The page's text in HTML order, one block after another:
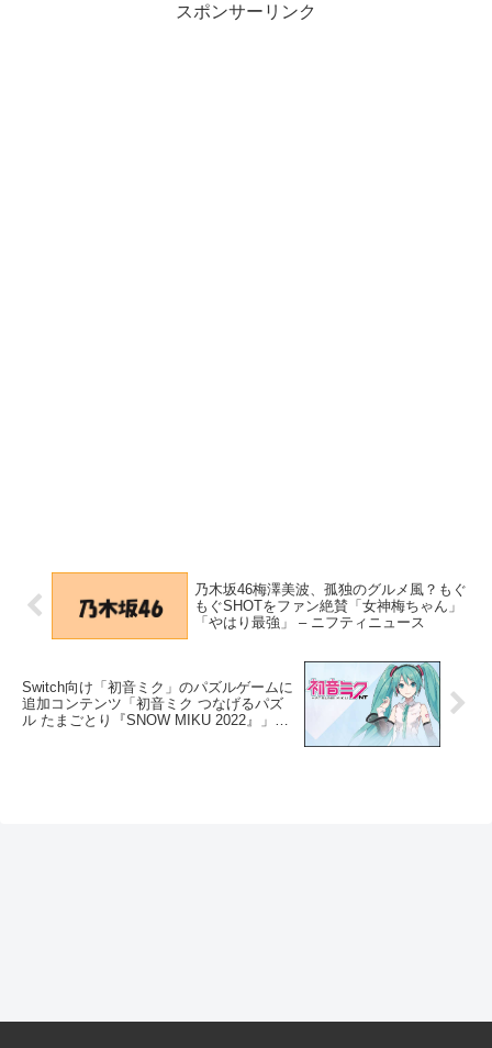
スポンサーリンク
乃木坂46梅澤美波、孤独のグルメ風？もぐ
もぐSHOTをファン絶賛「女神梅ちゃん」
「やはり最強」 – ニフティニュース
Switch向け「初音ミク」のパズルゲームに
追加コンテンツ「初音ミク つなげるパズ
ル たまごとり『SNOW MIKU 2022』」が